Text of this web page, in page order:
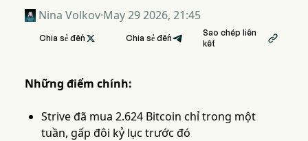
Nina Volkov·May 29 2026, 21:45
Chia sẻ đến  Chia sẻ đến
Sao chép liên
kết

Những điểm chính:
Strive đã mua 2.624 Bitcoin chỉ trong một
tuần, gấp đôi kỷ lục trước đó